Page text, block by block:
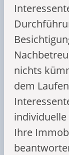
nichts
dem
Ihre